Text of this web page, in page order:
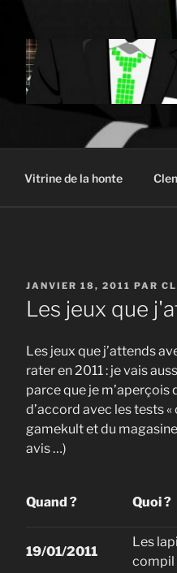
Vitrine de la honte
PUBLIÉ
LE
JANVIER 18, 2011 PAR
Les jeux que
Les jeux que j’attends
rater en 2011 : je vais
parce que je m’aperçois
d’accord avec les tests
gamekult et du
avis …)
Quand ? Quoi ?
19/01/2011
Les
compil